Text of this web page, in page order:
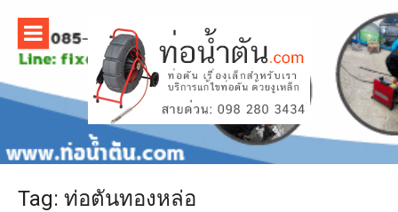
content
บริการ
แก้ไขท่อน้ำ
Tag: ท่อตันทองหล่อ